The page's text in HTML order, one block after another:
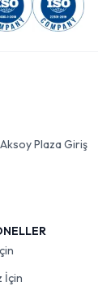
Plaza Giriş
İçin